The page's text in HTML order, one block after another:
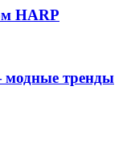
HARP
модные тренды